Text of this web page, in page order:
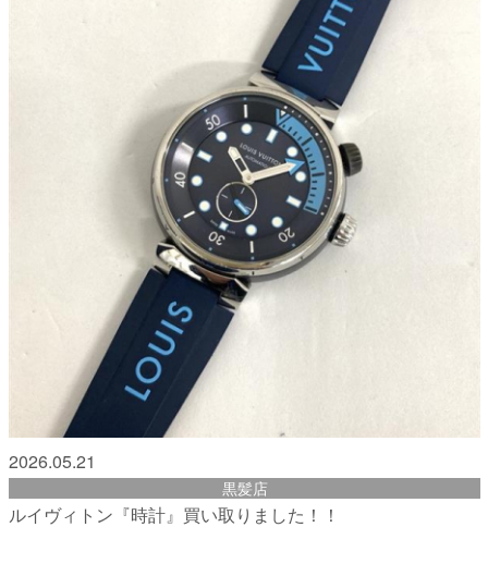
2026.05.21
黒髪店
ルイヴィトン『時計』買い取りました！！